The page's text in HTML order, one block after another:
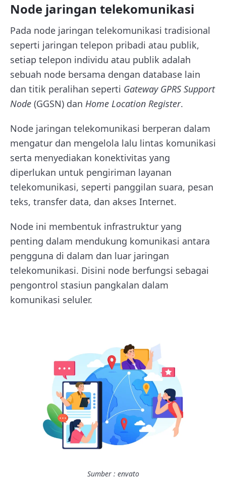
Node jaringan telekomunikasi
Pada node jaringan telekomunikasi tradisional
seperti jaringan telepon pribadi atau publik,
setiap telepon individu atau publik adalah
sebuah node bersama dengan database lain
dan titik peralihan seperti Gateway GPRS Support
Node (GGSN) dan Home Location Register.
Node jaringan telekomunikasi berperan dalam
mengatur dan mengelola lalu lintas komunikasi
serta menyediakan konektivitas yang
diperlukan untuk pengiriman layanan
telekomunikasi, seperti panggilan suara, pesan
teks, transfer data, dan akses Internet.
Node ini membentuk infrastruktur yang
penting dalam mendukung komunikasi antara
pengguna di dalam dan luar jaringan
telekomunikasi. Disini node berfungsi sebagai
pengontrol stasiun pangkalan dalam
komunikasi seluler.
Sumber : envato